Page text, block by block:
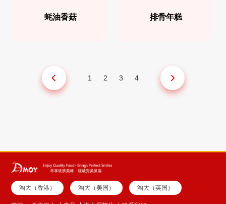
蚝油香菇 排骨年糕
1 2 3 4
淘大（香港） 淘大（美国） 淘大（英国）